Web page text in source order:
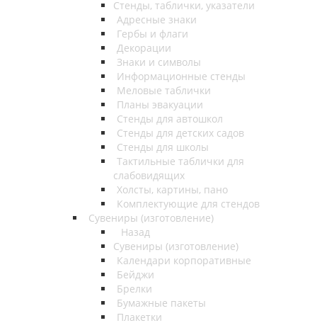
Стенды, таблички, указатели
Адресные знаки
Гербы и флаги
Декорации
Знаки и символы
Информационные стенды
Меловые таблички
Планы эвакуации
Стенды для автошкол
Стенды для детских садов
Стенды для школы
Тактильные таблички для
слабовидящих
Холсты, картины, пано
Комплектующие для стендов
Сувениры (изготовление)
Назад
Сувениры (изготовление)
Календари корпоративные
Бейджи
Брелки
Бумажные пакеты
Плакетки